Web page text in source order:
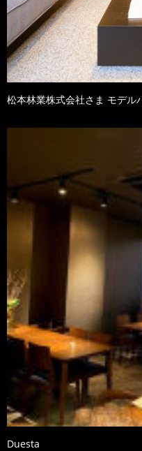
松本林業株式会社さま モデル
Duesta